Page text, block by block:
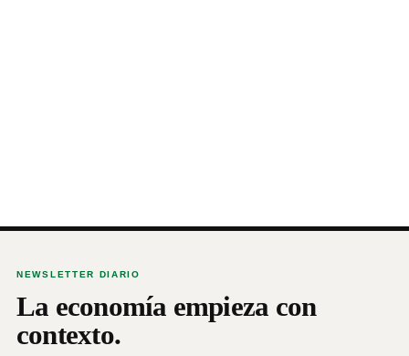
NEWSLETTER DIARIO
La economía empieza con
contexto.